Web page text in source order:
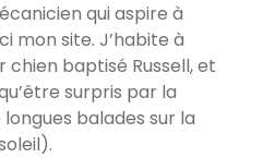
qui aspire à
mon site. J’habite à
chien baptisé Russell, et
surpris par la
balades sur la